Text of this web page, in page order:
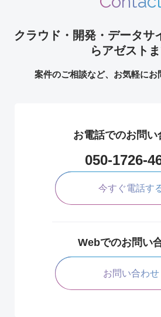
クラウド・開発・データサ
らアゼスト
案件のご相談など、お気軽にお
お電話でのお問い
050-1726-
今すぐ電話す
Webでのお問い
お問い合わせ